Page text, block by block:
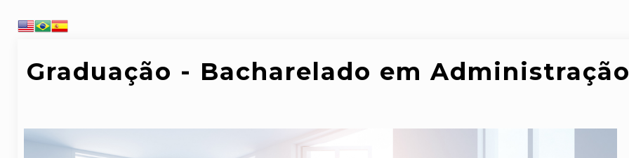
Graduação - Bacharelado em Administração